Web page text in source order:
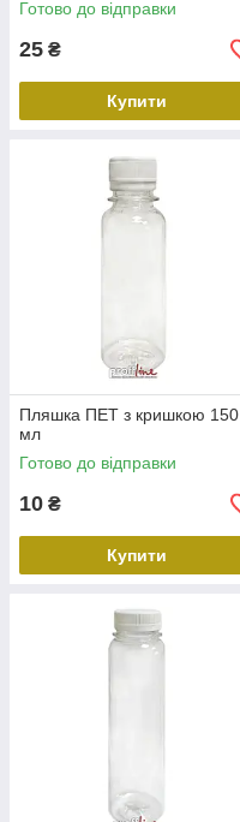
Готово до відправки
25 ₴
Купити
Пляшка ПЕТ з кришкою 150
мл
Готово до відправки
10 ₴
Купити